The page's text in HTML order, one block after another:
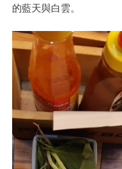
的藍天與白雲。